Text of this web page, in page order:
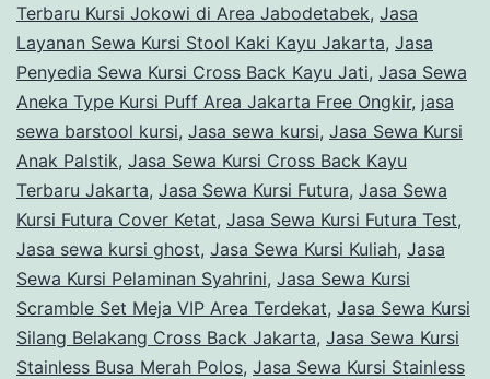
Terbaru Kursi Jokowi di Area Jabodetabek, Jasa
Layanan Sewa Kursi Stool Kaki Kayu Jakarta, Jasa
Penyedia Sewa Kursi Cross Back Kayu Jati, Jasa Sewa
Aneka Type Kursi Puff Area Jakarta Free Ongkir, jasa
sewa barstool kursi, Jasa sewa kursi, Jasa Sewa Kursi
Anak Palstik, Jasa Sewa Kursi Cross Back Kayu
Terbaru Jakarta, Jasa Sewa Kursi Futura, Jasa Sewa
Kursi Futura Cover Ketat, Jasa Sewa Kursi Futura Test,
Jasa sewa kursi ghost, Jasa Sewa Kursi Kuliah, Jasa
Sewa Kursi Pelaminan Syahrini, Jasa Sewa Kursi
Scramble Set Meja VIP Area Terdekat, Jasa Sewa Kursi
Silang Belakang Cross Back Jakarta, Jasa Sewa Kursi
Stainless Busa Merah Polos, Jasa Sewa Kursi Stainless